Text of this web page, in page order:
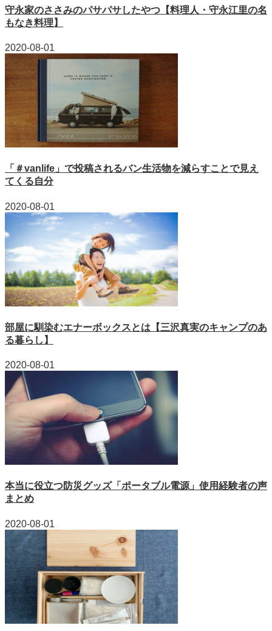
守永家のささみのパサパサしたやつ【料理人・守永江里の名
もなき料理】
2020-08-01
「＃vanlife」で投稿されるバン生活物を減らすことで見え
てくる自分
2020-08-01
部屋に馴染むエナーボックスとは【三沢真実のキャンプのあ
る暮らし】
2020-08-01
本当に役立つ防災グッズ「ポータブル電源」使用経験者の声
まとめ
2020-08-01